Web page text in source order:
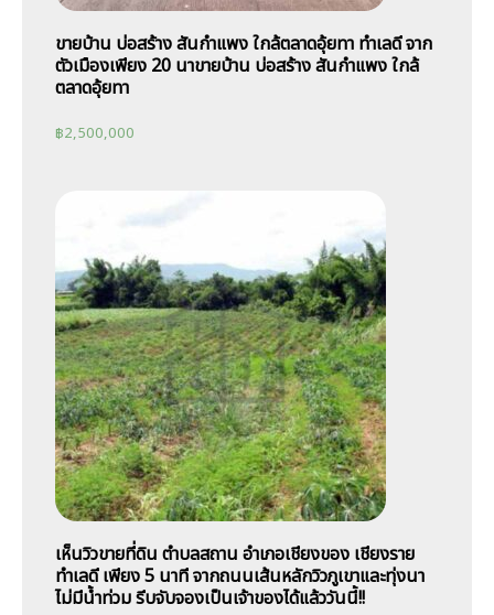
ขายบ้าน บ่อสร้าง สันกำแพง ใกล้ตลาดอุ้ยทา ทำเลดี จาก
ตัวเมืองเพียง 20 นาขายบ้าน บ่อสร้าง สันกำแพง ใกล้
ตลาดอุ้ยทา
฿2,500,000
เห็นวิวขายที่ดิน ตำบลสถาน อำเภอเชียงของ เชียงราย
ทำเลดี เพียง 5 นาที จากถนนเส้นหลักวิวภูเขาและทุ่งนา
ไม่มีน้ำท่วม รีบจับจองเป็นเจ้าของได้แล้ววันนี้!!